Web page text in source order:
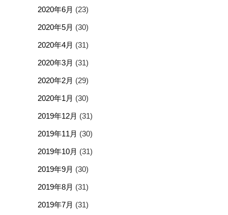
2020年6月 (23)
2020年5月 (30)
2020年4月 (31)
2020年3月 (31)
2020年2月 (29)
2020年1月 (30)
2019年12月 (31)
2019年11月 (30)
2019年10月 (31)
2019年9月 (30)
2019年8月 (31)
2019年7月 (31)